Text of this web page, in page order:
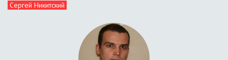
Сергей Никитский